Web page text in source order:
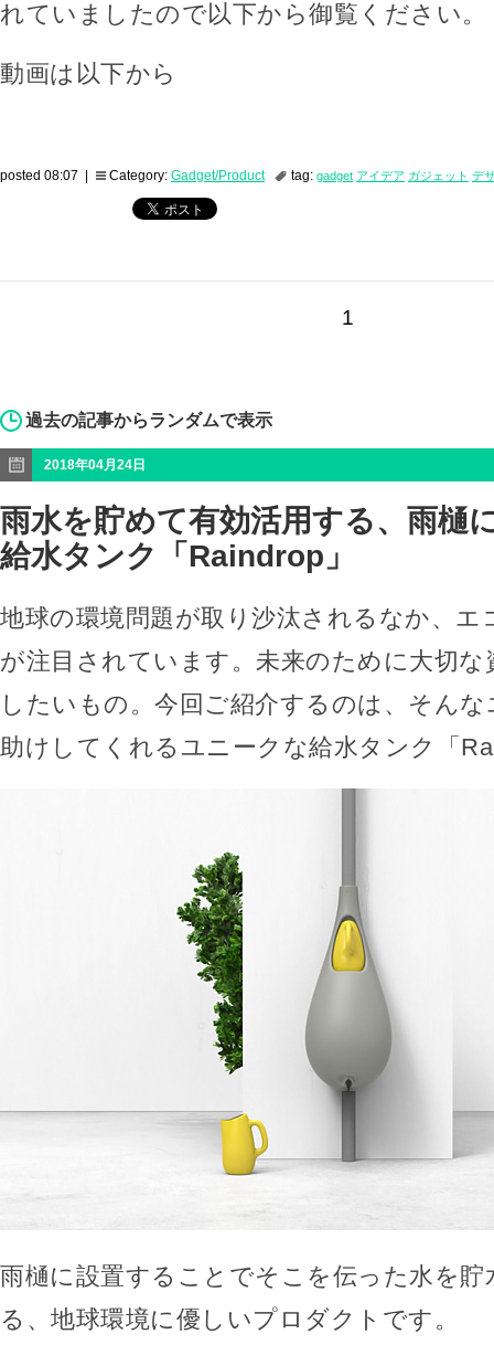
れていましたので以下から御覧ください。
動画は以下から
posted 08:07 | Category: Gadget/Product tag: gadget アイデア ガジェット デ
1
過去の記事からランダムで表示
2018年04月24日
雨水を貯めて有効活用する、雨樋
給水タンク「Raindrop」
地球の環境問題が取り沙汰されるなか、エ
が注目されています。未来のために大切な
したいもの。今回ご紹介するのは、そん
助けしてくれるユニークな給水タンク「
雨樋に設置することでそこを伝った水を
る、地球環境に優しいプロダクトです。